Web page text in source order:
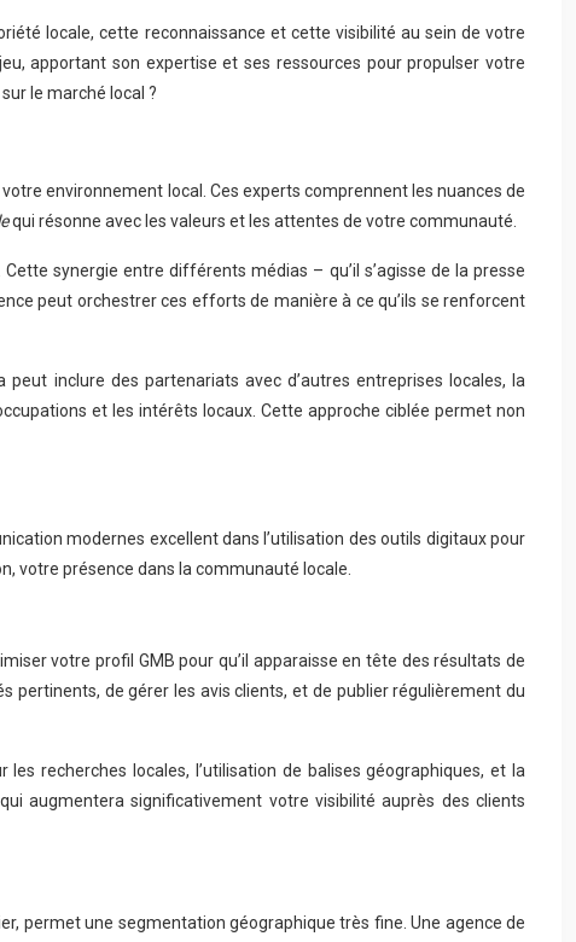
locale, cette reconnaissance et cette visibilité au sein de votre
apportant son expertise et ses ressources pour propulser votre
le marché local ?
environnement local. Ces experts comprennent les nuances de
qui résonne avec les valeurs et les attentes de votre communauté.
synergie entre différents médias – qu’il s’agisse de la presse
peut orchestrer ces efforts de manière à ce qu’ils se renforcent
inclure des partenariats avec d’autres entreprises locales, la
et les intérêts locaux. Cette approche ciblée permet non
modernes excellent dans l’utilisation des outils digitaux pour
votre présence dans la communauté locale.
votre profil GMB pour qu’il apparaisse en tête des résultats de
pertinents, de gérer les avis clients, et de publier régulièrement du
recherches locales, l’utilisation de balises géographiques, et la
augmentera significativement votre visibilité auprès des clients
permet une segmentation géographique très fine. Une agence de